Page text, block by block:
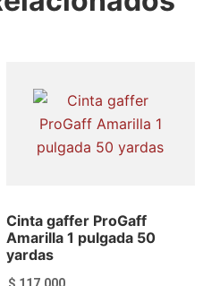
Cinta gaffer ProGaff
Amarilla 1 pulgada 50
yardas